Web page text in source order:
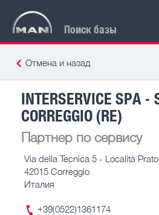
Поиск базы
Отмена и назад
INTERSERVICE SPA -
CORREGGIO (RE)
Партнер по сервису
Via della Tecnica 5 - Località Prato
42015 Correggio
Италия
+39(0522)1361174